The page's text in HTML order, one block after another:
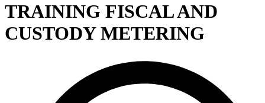
TRAINING FISCAL AND
CUSTODY METERING